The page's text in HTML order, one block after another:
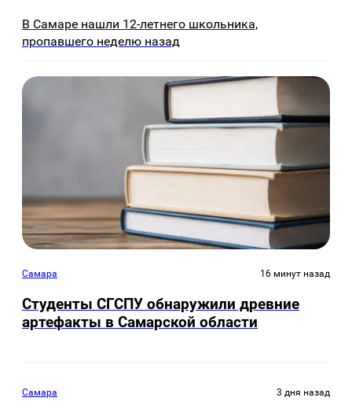
В Самаре нашли 12-летнего школьника,
пропавшего неделю назад
Самара 16 минут назад
Студенты СГСПУ обнаружили древние
артефакты в Самарской области
Самара 3 дня назад